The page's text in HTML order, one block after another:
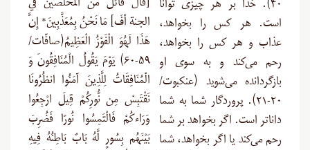
۴۰). خدا بر هر چیزی توانا
است. هر کس را بخواهد،
عذاب و هر کس را بخواهد،
رحم می‌کند و به سوی او
بازگردانده می‌شوید (عنکبوت/
۲۰-۲۱). پروردگار شما به شما
داناتر است. اگر بخواهد بر شما
رحم می‌کند یا اگر بخواهد، شما
[قال قائل من المخلَصين في‌
الجنة أفَ] مَا نَحْنُ بِمُعَذَّبِينَ* إِنَّ
هَذَا لَهُوَ الْفَوْزُ الْعَظِيمُ(صافّات/
۵۹-۶۰) يَوْمَ يَقُولُ الْمُنَافِقُونَ وَ
الْمُنَافِقَاتُ لِلَّذِينَ آمَنُوا انظُرُونَا
نَقْتَبِسْ مِن نُّورِكُمْ قِيلَ ارْجِعُوا
وَرَاءكُمْ فَالْتَمِسُوا نُورًا فَضُرِبَ
بَيْنَهُم بِسُورٍ لَّهُ بَابٌ بَاطِنُهُ فِيهِ